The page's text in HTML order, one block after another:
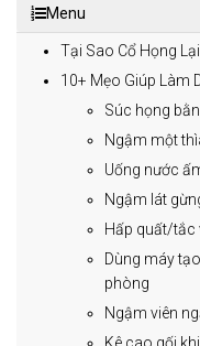
Menu
Tại Sao Cổ Họng
10+ Mẹo Giúp Làm
Súc họng
Ngậm một
Uống nước
Ngậm lát
Hấp quất/tắc
Dùng máy
phòng
Ngậm viên